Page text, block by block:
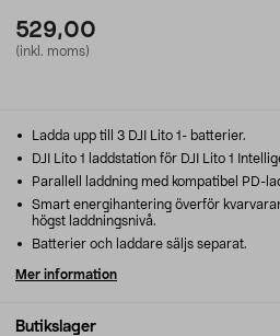
529,00
(inkl. moms)
Butikslager
Ladda upp till 3 DJI Lito 1- batterier.
DJI Lito 1 laddstation för DJI Lito 1
Parallell laddning med kompatibel PD-
Smart energihantering överför
högst laddningsnivå.
Batterier och laddare säljs separat.
Mer information